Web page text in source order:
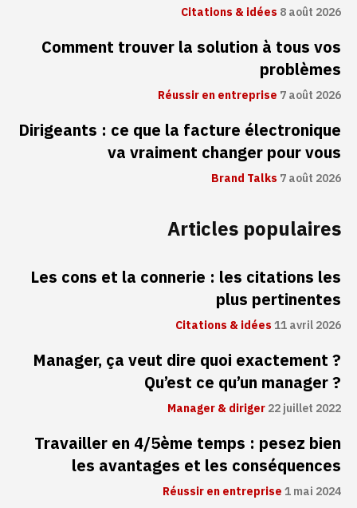
Citations & idées8 août 2026
Comment trouver la solution à tous vos
problèmes
Réussir en entreprise 7 août 2026
Dirigeants : ce que la facture électronique
va vraiment changer pour vous
Brand Talks7 août 2026
Articles populaires
Les cons et la connerie : les citations les
plus pertinentes
Citations & idées11 avril 2026
Manager, ça veut dire quoi exactement ?
Qu’est ce qu’un manager ?
Manager & diriger22 juillet 2022
Travailler en 4/5ème temps : pesez bien
les avantages et les conséquences
Réussir en entreprise1 mai 2024